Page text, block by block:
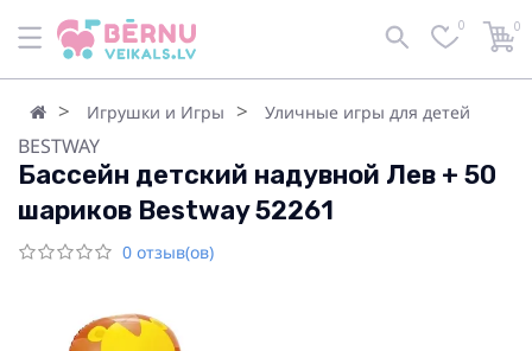
0 0
Игрушки и Игры Уличные игры для детей
BESTWAY
Бассейн детский надувной Лев + 50
шариков Bestway 52261
0 отзыв(ов)